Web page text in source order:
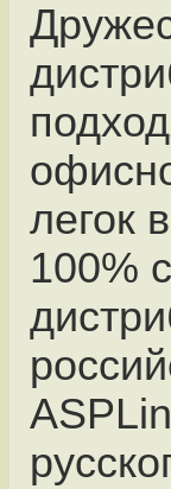
легок
100%